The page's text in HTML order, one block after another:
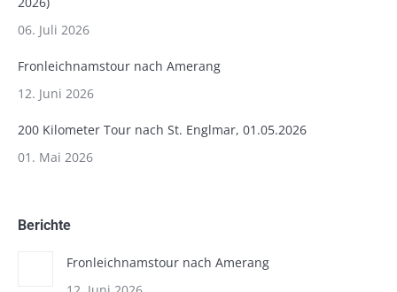
06. Juli 2026
Fronleichnamstour nach Amerang
12. Juni 2026
200 Kilometer Tour nach St. Englmar, 01.05.2026
01. Mai 2026
Berichte
Fronleichnamstour nach Amerang